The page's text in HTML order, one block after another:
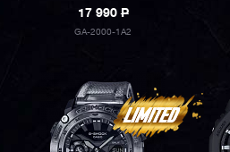
17 990P
GA-2000-1A2